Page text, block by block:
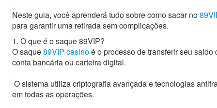
Neste guia, você aprenderá tudo sobre como sacar no
para garantir uma retirada sem complicações.
1. O que é o saque 89VIP?
O saque89VIP casinoé o processo de transferir seu
conta bancária ou carteira digital.
O sistema utiliza criptografia avançada e tecnologias
em todas as operações.